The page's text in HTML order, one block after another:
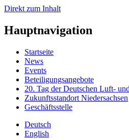
Direkt zum Inhalt
Hauptnavigation
Startseite
News
Events
Beteiligungsangebote
20. Tag der Deutschen Luft-
Zukunftsstandort Niedersachsen
Geschäftsstelle
Deutsch
English